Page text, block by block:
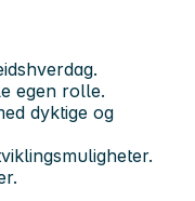
egen rolle.
dyktige og